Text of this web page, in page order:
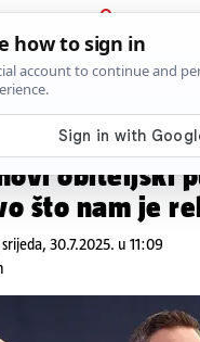
PRIJAVA
Show
obiteljski
što nam je
srijeda, 30.7.2025. u 11:09